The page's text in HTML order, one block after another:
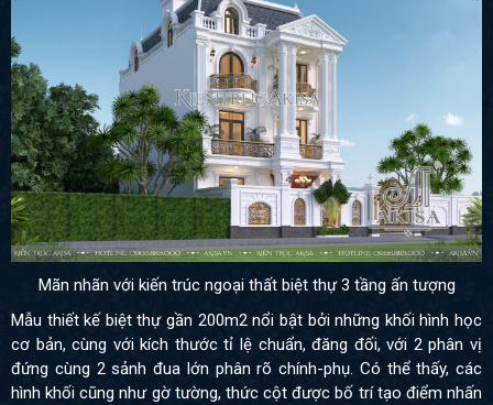
Mãn nhãn với kiến trúc ngoại thất biệt thự 3 tầng ấn tượng
Mẫu thiết kế biệt thự gần 200m2 nổi bật bởi những khối hình học
cơ bản, cùng với kích thước tỉ lệ chuẩn, đăng đối, với 2 phân vị
đứng cùng 2 sảnh đua lớn phân rõ chính-phụ. Có thể thấy, các
hình khối cũng như gờ tường, thức cột được bố trí tạo điểm nhấn